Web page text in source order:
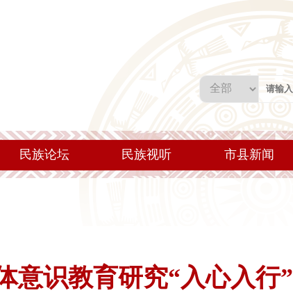
民族论坛 民族视听 市县新闻
意识教育研究“入心入行”